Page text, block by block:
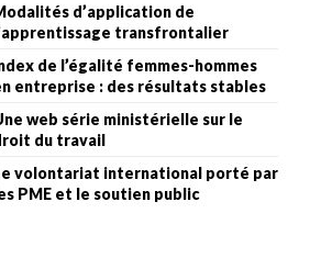
d’application de
transfrontalier
de l’égalité femmes-hommes
entreprise : des résultats stables
web série ministérielle sur le
du travail
volontariat international porté par
PME et le soutien public